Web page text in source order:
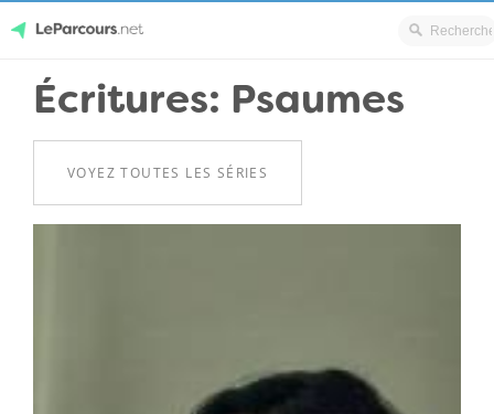
content
LeParcours.net
Écritures: Psaumes
VOYEZ TOUTES LES SÉRIES